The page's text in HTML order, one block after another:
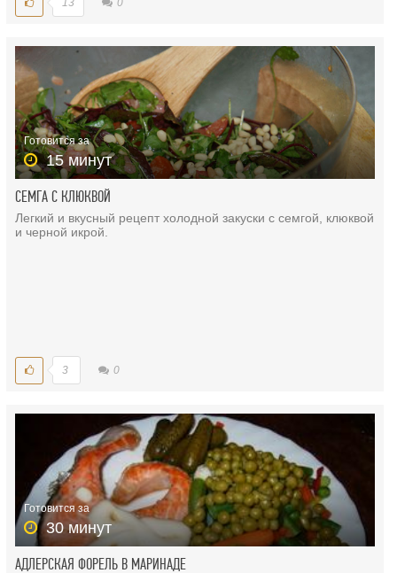
13 0
Готовится за
15 минут
СЕМГА С КЛЮКВОЙ
Легкий и вкусный рецепт холодной закуски с семгой, клюквой
и черной икрой.
3 0
Готовится за
30 минут
АДЛЕРСКАЯ ФОРЕЛЬ В МАРИНАДЕ